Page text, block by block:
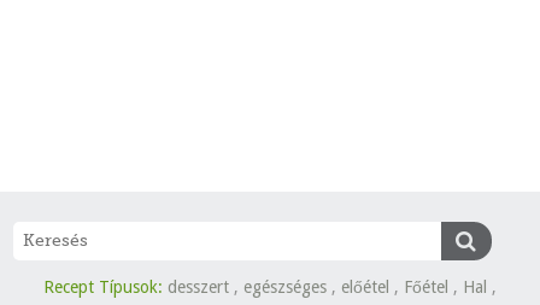
Recept Típusok: desszert , egészséges , előétel , Főétel , Hal ,